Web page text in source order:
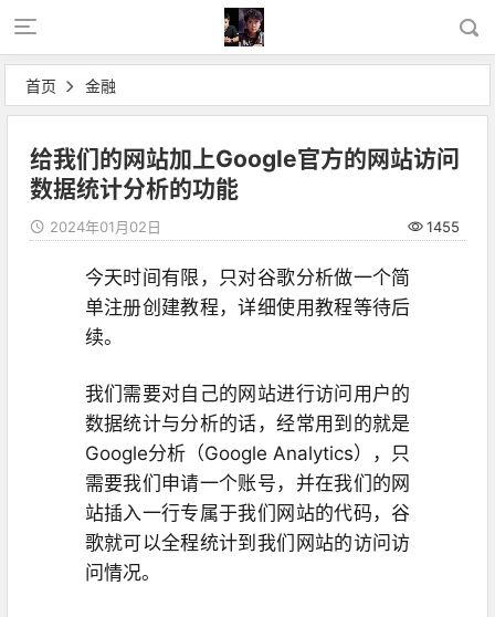
首页 金融
给我们的网站加上Google官方的网站访问
数据统计分析的功能
2024年01月02日 1455
今天时间有限，只对谷歌分析做一个简
单注册创建教程，详细使用教程等待后
续。
我们需要对自己的网站进行访问用户的
数据统计与分析的话，经常用到的就是
Google分析（GoogleAnalytics），只
需要我们申请一个账号，并在我们的网
站插入一行专属于我们网站的代码，谷
歌就可以全程统计到我们网站的访问访
问情况。